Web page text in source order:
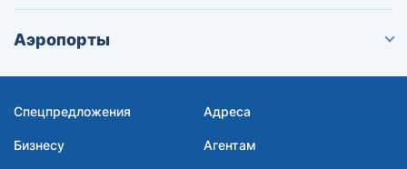
Аэропорты
Спецпредложения Адреса
Бизнесу Агентам